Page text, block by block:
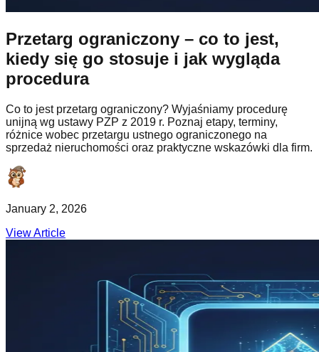
Przetarg ograniczony – co to jest,
kiedy się go stosuje i jak wygląda
procedura
Co to jest przetarg ograniczony? Wyjaśniamy procedurę
unijną wg ustawy PZP z 2019 r. Poznaj etapy, terminy,
różnice wobec przetargu ustnego ograniczonego na
sprzedaż nieruchomości oraz praktyczne wskazówki dla firm.
January 2, 2026
View Article